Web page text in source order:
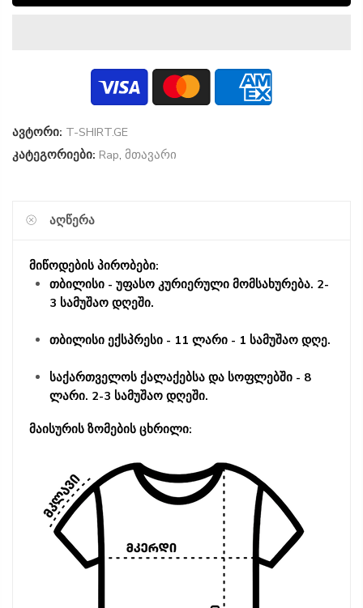
ავტორი: T-SHIRT.GE
კატეგორიები: Rap, მთავარი
ᲐᲦᲬᲔᲠᲐ
მიწოდების პირობები:
თბილისი - უფასო კურიერული მომსახურება. 2-
3 სამუშაო დღეში.
თბილისი ექსპრესი - 11 ლარი - 1 სამუშაო დღე.
საქართველოს ქალაქებსა და სოფლებში - 8
ლარი. 2-3 სამუშაო დღეში.
მაისურის ზომების ცხრილი: